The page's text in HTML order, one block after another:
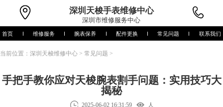
深圳 天梭手表维修中心
深圳市维修服务中心
首页 维修服务 腕表保养 配件更换 常见问题 联系我们
当前位置： 深圳天梭维修中心 > 常见问题 >
手把手教你应对天梭腕表割手问题：实用技巧大
揭秘
2025-06-02 16:31:59 人